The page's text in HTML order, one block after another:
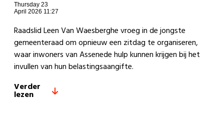
Thursday 23
April 2026 11:27
Raadslid Leen Van Waesberghe vroeg in de jongste
gemeenteraad om opnieuw een zitdag te organiseren,
waar inwoners van Assenede hulp kunnen krijgen bij het
invullen van hun belastingsaangifte.
Verder
lezen